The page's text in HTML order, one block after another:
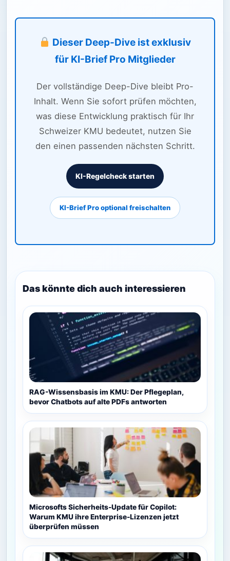
Dieser Deep-Dive ist exklusiv
für KI-Brief Pro Mitglieder
Der vollständige Deep-Dive bleibt Pro-
Inhalt. Wenn Sie sofort prüfen möchten,
was diese Entwicklung praktisch für Ihr
Schweizer KMU bedeutet, nutzen Sie
den einen passenden nächsten Schritt.
KI-Regelcheck starten
KI-Brief Pro optional freischalten
Das könnte dich auch interessieren
RAG-Wissensbasis im KMU: Der Pflegeplan,
bevor Chatbots auf alte PDFs antworten
Microsofts Sicherheits-Update für Copilot:
Warum KMU ihre Enterprise-Lizenzen jetzt
überprüfen müssen